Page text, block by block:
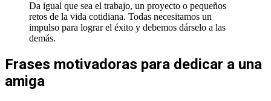
Da igual que sea el trabajo, un proyecto o pequeños
retos de la vida cotidiana. Todas necesitamos un
impulso para lograr el éxito y debemos dárselo a las
demás.
Frases motivadoras para dedicar a una
amiga